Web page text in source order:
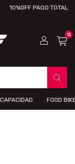
10%OFF PAGO TOTAL
0
FOOD